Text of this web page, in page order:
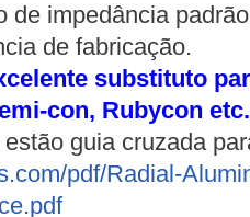
de impedância
de fabricação.
substituto
con, Rubycon
guia cruzada
pdf/Radial-